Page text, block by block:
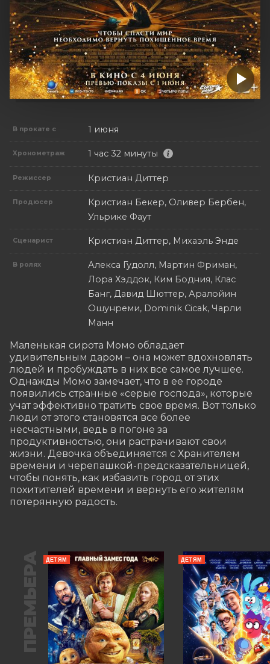
В прокате с 1 июня
Хронометраж 1 час 32 минуты
Режиссер Кристиан Диттер
Продюсер
Кристиан Бекер, Оливер Бербен,
Ульрике Фаут
Сценарист Кристиан Диттер, Михаэль Энде
В ролях
Алекса Гудолл, Мартин Фриман,
Лора Хэддок, Ким Бодния, Клас
Банг, Давид Шюттер, Аралойин
Ошунреми, Dominik Cicak, Чарли
Манн
Маленькая сирота Момо обладает
удивительным даром – она может вдохновлять
людей и пробуждать в них все самое лучшее.
Однажды Момо замечает, что в ее городе
появились странные «серые господа», которые
учат эффективно тратить свое время. Вот только
люди от этого становятся все более
несчастными, ведь в погоне за
продуктивностью, они растрачивают свои
жизни. Девочка объединяется с Хранителем
времени и черепашкой-предсказательницей,
чтобы понять, как избавить город от этих
похитителей времени и вернуть его жителям
потерянную радость.
ПРЕМЬЕРА ДЕТЯМ ДЕТЯМ